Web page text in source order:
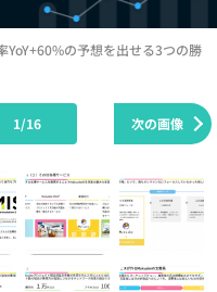
の予想を出せる3つの勝
次の画像
1/16